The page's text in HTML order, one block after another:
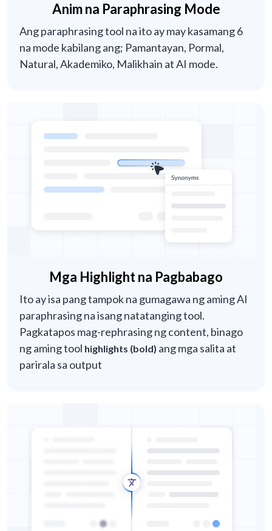
Anim na Paraphrasing Mode
Ang paraphrasing tool na ito ay may kasamang 6
na mode kabilang ang; Pamantayan, Pormal,
Natural, Akademiko, Malikhain at AI mode.
Mga Highlight na Pagbabago
Ito ay isa pang tampok na gumagawa ng aming AI
paraphrasing na isang natatanging tool.
Pagkatapos mag-rephrasing ng content, binago
ng aming tool highlights (bold) ang mga salita at
parirala sa output